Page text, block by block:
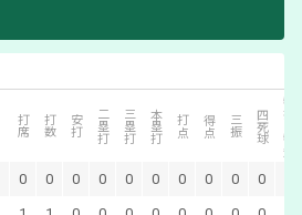
打席 打数 安打 二塁打 三塁打 本塁打 打点 得点 三振 四死球 犠打・犠飛
0 0 0 0 0 0 0 0 0 0